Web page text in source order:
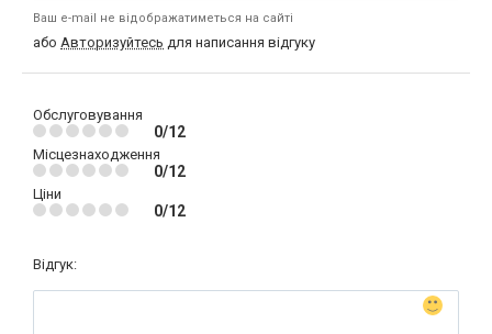
Ваш e-mail не відображатиметься на сайті
або Авторизуйтесь для написання відгуку
Обслуговування
0/12
Місцезнаходження
0/12
Ціни
0/12
Відгук: